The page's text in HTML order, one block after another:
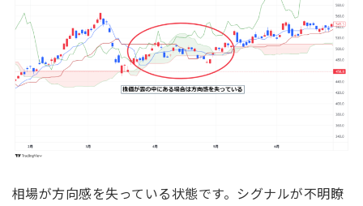
相場が方向感を失っている状態です。シグナルが不明瞭